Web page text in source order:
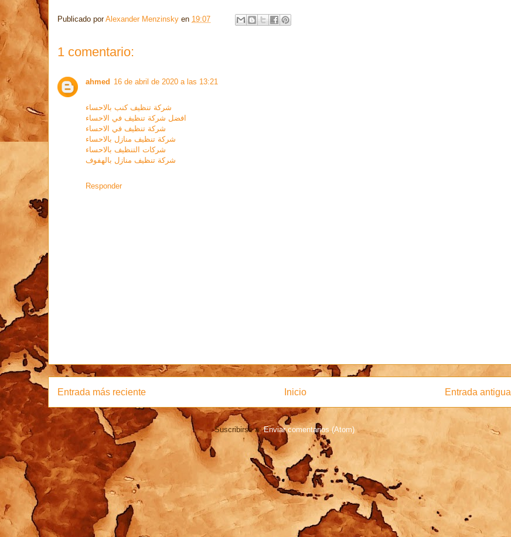
Publicado porAlexander Menzinsky en 19:07
1 comentario:
ahmed 16 de abril de 2020 a las 13:21
شركة تنظيف كنب بالاحساء
افضل شركة تنظيف في الاحساء
شركة تنظيف في الاحساء
شركة تنظيف منازل بالاحساء
شركات التنظيف بالاحساء
شركة تنظيف منازل بالهفوف
Responder
Entrada más reciente Entrada antigua
Inicio
Suscribirse a:Enviar comentarios (Atom)